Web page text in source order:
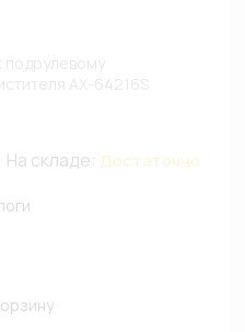
На складе: Достаточно